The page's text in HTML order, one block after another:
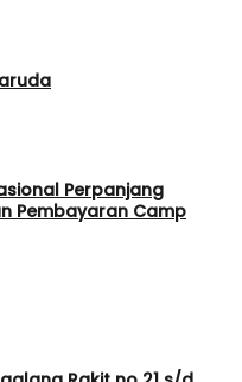
Perpanjang
Pembayaran Camp